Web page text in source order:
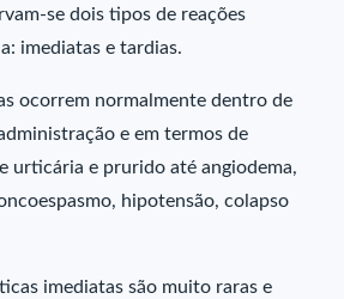
se dois tipos de reações
imediatas e tardias.
ocorrem normalmente dentro de
e em termos de
urticária e prurido até angiodema,
hipotensão, colapso
imediatas são muito raras e